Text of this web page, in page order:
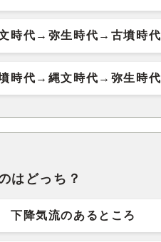
時代→弥生時代→古墳時代
時代→縄文時代→弥生時代
はどっち？
下降気流のあるところ